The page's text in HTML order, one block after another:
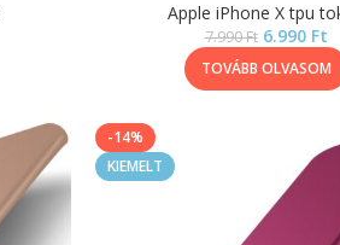
Apple iPhone X tpu
7.990Ft 6.990 Ft
TOVÁBB OLVASOM
-14%
KIEMELT